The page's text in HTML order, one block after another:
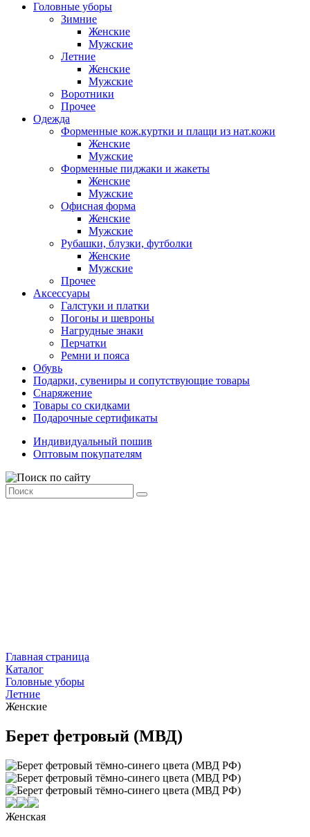
Головные уборы
Зимние
Женские
Мужские
Летние
Женские
Мужские
Воротники
Прочее
Одежда
Форменные кож.куртки и плащи из нат.кожи
Женские
Мужские
Форменные пиджаки и жакеты
Женские
Мужские
Офисная форма
Женские
Мужские
Рубашки, блузки, футболки
Женские
Мужские
Прочее
Аксессуары
Галстуки и платки
Погоны и шевроны
Нагрудные знаки
Перчатки
Ремни и пояса
Обувь
Подарки, сувениры и сопутствующие товары
Снаряжение
Товары со скидками
Подарочные сертификаты
Индивидуальный пошив
Оптовым покупателям
Главная страница
Каталог
Головные уборы
Летние
Женские
Берет фетровый (МВД)
Женская